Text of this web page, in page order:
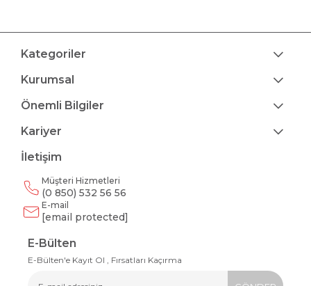
Kategoriler
Kurumsal
Önemli Bilgiler
Kariyer
İletişim
Müşteri Hizmetleri
(0 850) 532 56 56
E-mail
[email protected]
E-Bülten
E-Bülten'e Kayıt Ol , Fırsatları Kaçırma